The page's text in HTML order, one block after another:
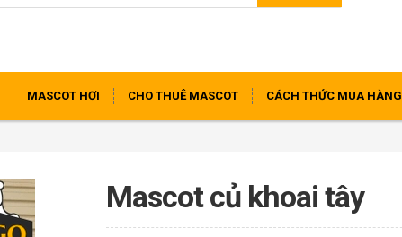
MASCOT HƠI CHO THUÊ MASCOT CÁCH THỨC MUA HÀNG
Mascot củ khoai tây